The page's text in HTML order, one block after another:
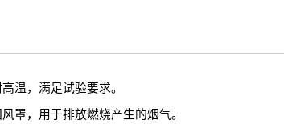
温，满足试验要求。
罩，用于排放燃烧产生的烟气。